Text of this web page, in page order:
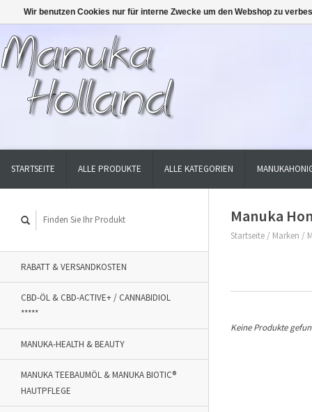
STARTSEITE ALLE PRODUKTE ALLE KATEGORIEN
RABATT & VERSANDKOSTEN
CBD-ÖL & CBD-ACTIVE+ / CANNABIDIOL
*****
MANUKA-HEALTH & BEAUTY
MANUKA TEEBAUMÖL & MANUKA BIOTIC®
HAUTPFLEGE
Manuka
Startseite / Marken /
Keine Produkte
Wir benutzen Cookies nur für interne Zwecke um den Webshop zu